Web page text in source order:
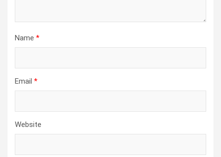
Name *
Email *
Website